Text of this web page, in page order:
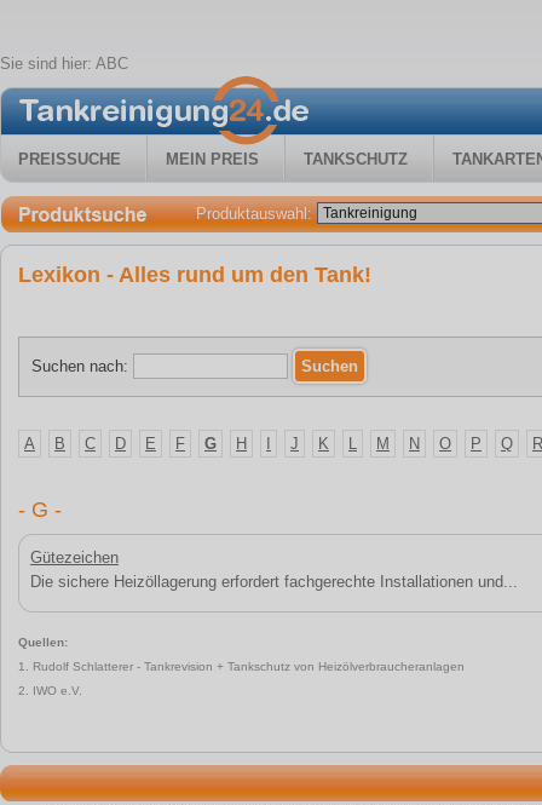
Sie sind hier: ABC
PREISSUCHE MEIN PREIS TANKSCHUTZ
Produktauswahl:
Lexikon - Alles rund um den Tank!
Suchen nach:
A B C D E F G H J K L M N O P Q R
- G -
Gütezeichen
Die sichere Heizöllagerung erfordert fachgerechte Installationen und...
Quellen:
1. Rudolf Schlatterer - Tankrevision + Tankschutz von Heizölverbraucheranlagen
2. IWO e.V.